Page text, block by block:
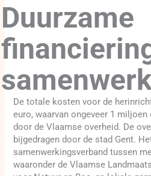
Duurzame
De totale kosten voor de
euro, waarvan ongeveer 1
door de Vlaamse overheid. De
bijgedragen door de stad Gent.
samenwerkingsverband tussen
waaronder de Vlaamse